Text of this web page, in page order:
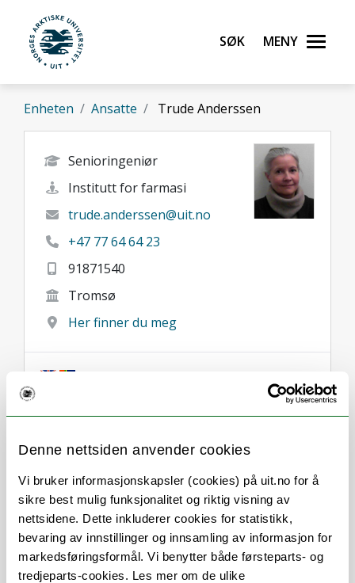
Denne nettsiden anvender cookies
Vi bruker informasjonskapsler (cookies) på uit.no for å
sikre best mulig funksjonalitet og riktig visning av
nettsidene. Dette inkluderer cookies for statistikk,
bevaring av innstillinger og innsamling av informasjon for
markedsføringsformål. Vi benytter både førsteparts- og
tredjeparts-cookies. Les mer om de ulike
Gå til hovedinnhold
UiT Norges arktiske universitet
Søk Meny
Enheten Ansatte Trude Anderssen
Senioringeniør
Institutt for farmasi
trude.anderssen@uit.no
+47 77 64 64 23
91871540
Tromsø
Her finner du meg
Publikasjoner
Her finner du meg
Stillingsbeskrivelse